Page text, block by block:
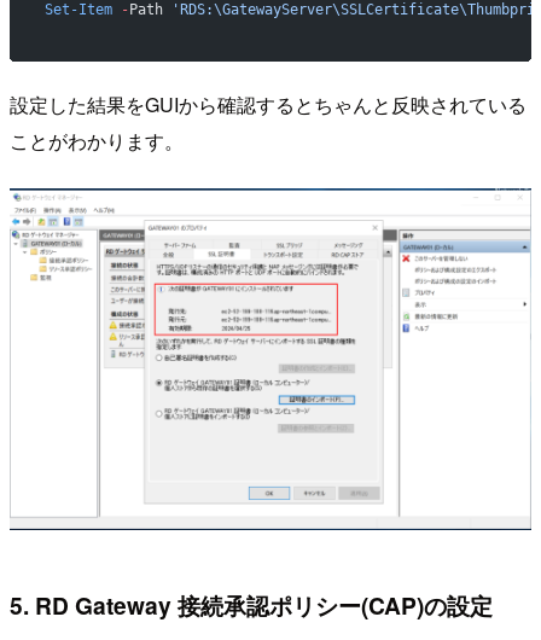
Set-Item - Path
設定した結果をGUIから確認するとちゃんと反映されている
ことがわかります。
5. RD Gateway 接続承認ポリシー(CAP)の設定